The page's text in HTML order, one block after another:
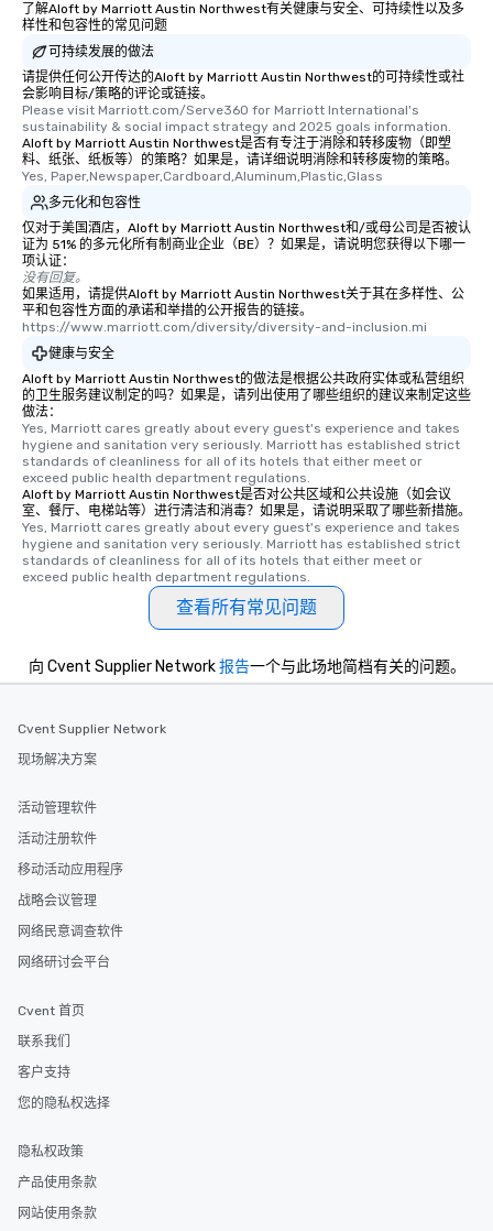
了解Aloft by Marriott Austin Northwest有关健康与安全、可持续性以及多
样性和包容性的常见问题
可持续发展的做法
请提供任何公开传达的Aloft by Marriott Austin Northwest的可持续性或社
会影响目标/策略的评论或链接。
Please visit Marriott.com/Serve360 for Marriott International's
sustainability & social impact strategy and 2025 goals information.
Aloft by Marriott Austin Northwest是否有专注于消除和转移废物（即塑
料、纸张、纸板等）的策略？如果是，请详细说明消除和转移废物的策略。
Yes, Paper,Newspaper,Cardboard,Aluminum,Plastic,Glass
多元化和包容性
仅对于美国酒店，Aloft by Marriott Austin Northwest和/或母公司是否被认
证为 51% 的多元化所有制商业企业（BE）？如果是，请说明您获得以下哪一
项认证：
没有回复。
如果适用，请提供Aloft by Marriott Austin Northwest关于其在多样性、公
平和包容性方面的承诺和举措的公开报告的链接。
https://www.marriott.com/diversity/diversity-and-inclusion.mi
健康与安全
Aloft by Marriott Austin Northwest的做法是根据公共政府实体或私营组织
的卫生服务建议制定的吗？如果是，请列出使用了哪些组织的建议来制定这些
做法：
Yes, Marriott cares greatly about every guest's experience and takes
hygiene and sanitation very seriously. Marriott has established strict
standards of cleanliness for all of its hotels that either meet or
exceed public health department regulations.
Aloft by Marriott Austin Northwest是否对公共区域和公共设施（如会议
室、餐厅、电梯站等）进行清洁和消毒？如果是，请说明采取了哪些新措施。
Yes, Marriott cares greatly about every guest's experience and takes
hygiene and sanitation very seriously. Marriott has established strict
standards of cleanliness for all of its hotels that either meet or
exceed public health department regulations.
查看所有常见问题
向 Cvent Supplier Network报告一个与此场地简档有关的问题。
Cvent Supplier Network
现场解决方案
活动管理软件
活动注册软件
移动活动应用程序
战略会议管理
网络民意调查软件
网络研讨会平台
Cvent 首页
联系我们
客户支持
您的隐私权选择
隐私权政策
产品使用条款
网站使用条款